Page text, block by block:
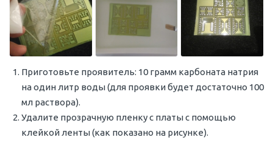
Приготовьте проявитель: 10 грамм карбоната натрия
на один литр воды (для проявки будет достаточно 100
мл раствора).
Удалите прозрачную пленку с платы с помощью
клейкой ленты (как показано на рисунке).